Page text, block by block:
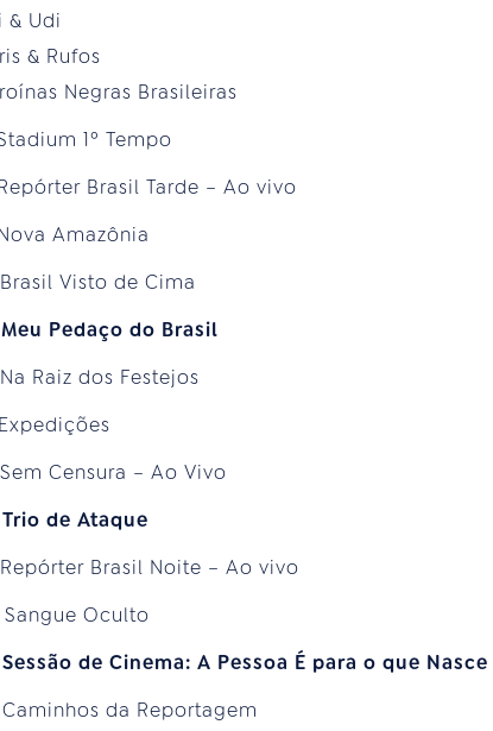
& Udi
& Rufos
Negras Brasileiras
1º Tempo
Brasil Tarde – Ao vivo
Amazônia
Visto de Cima
Pedaço do Brasil
Raiz dos Festejos
Censura – Ao Vivo
de Ataque
Brasil Noite – Ao vivo
Oculto
de Cinema: A Pessoa É para o que Nasce
da Reportagem